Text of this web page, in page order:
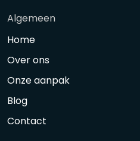
Algemeen
Home
Over ons
Onze aanpak
Blog
Contact